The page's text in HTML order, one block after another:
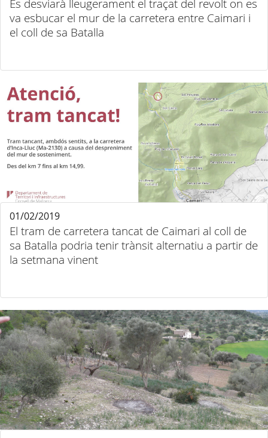
Es desviarà lleugerament el traçat del revolt on es
va esbucar el mur de la carretera entre Caimari i
el coll de sa Batalla
El tram de carretera tancat de Caimari al coll de
sa Batalla podria tenir trànsit alternatiu a partir de
la setmana vinent
01/02/2019